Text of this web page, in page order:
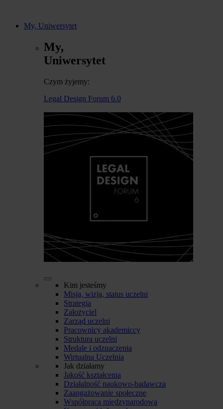
My, Uniwersytet
My,
Uniwersytet
Czym żyjemy:
Legal Design Forum 6.0
Kim jesteśmy
Misja, wizja, status uczelni
Strategia
Założyciel
Zarząd uczelni
Pracownicy akademiccy
Struktura uczelni
Medale i odznaczenia
Wirtualna Uczelnia
Jak działamy
Jakość kształcenia
Działalność naukowo-badawcza
Zaangażowanie społeczne
Współpraca międzynarodowa